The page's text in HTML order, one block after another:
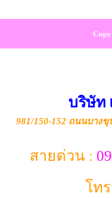
บริษัท
981/150-152 ถนนบาง
สายด่วน :
โท